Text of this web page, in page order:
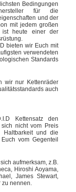
Bedingungen
für die
und der
mit jedem großen
ist heute einer der
bieten wir Euch mit
verwendeten
Standards
wir nur Kettenräder
auch
Kettensatz den
sich nicht vom Preis
Haltbarkeit und die
vom Gegenteil
aufmerksam, z.B.
Hiroshi Aoyama,
James Stewart,
zu nennen.